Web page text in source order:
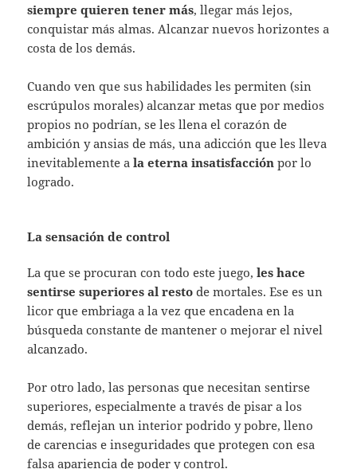
siempre quieren tener más, llegar más lejos,
conquistar más almas. Alcanzar nuevos horizontes a
costa de los demás.
Cuando ven que sus habilidades les permiten (sin
escrúpulos morales) alcanzar metas que por medios
propios no podrían, se les llena el corazón de
ambición y ansias de más, una adicción que les lleva
inevitablemente a la eterna insatisfacción por lo
logrado.
La sensación de control
La que se procuran con todo este juego,les hace
sentirse superiores al resto de mortales. Ese es un
licor que embriaga a la vez que encadena en la
búsqueda constante de mantener o mejorar el nivel
alcanzado.
Por otro lado, las personas que necesitan sentirse
superiores, especialmente a través de pisar a los
demás, reflejan un interior podrido y pobre, lleno
de carencias e inseguridades que protegen con esa
falsa apariencia de poder y control.